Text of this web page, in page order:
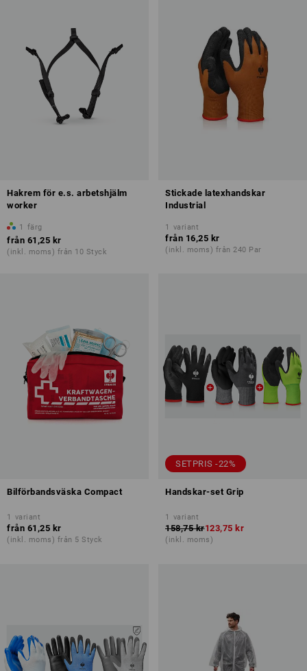
Hakrem för e.s. arbetshjälm
worker
1 färg
från 61,25 kr
(inkl. moms) från 10 Styck
Stickade latexhandskar
Industrial
1 variant
från 16,25 kr
(inkl. moms) från 240 Par
Bilförbandsväska Compact
1 variant
från 61,25 kr
(inkl. moms) från 5 Styck
SETPRIS -22%
Handskar-set Grip
1 variant
158,75 kr123,75 kr
(inkl. moms)